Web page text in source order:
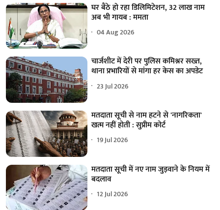
घर बैठे हो रहा डिलिमिटेशन, 32 लाख नाम
अब भी गायब : ममता
04 Aug 2026
चार्जशीट में देरी पर पुलिस कमिश्नर सख्त,
थाना प्रभारियों से मांगा हर केस का अपडेट
23 Jul 2026
मतदाता सूची से नाम हटने से 'नागरिकता'
खत्म नहीं होती : सुप्रीम कोर्ट
19 Jul 2026
मतदाता सूची में नए नाम जुड़वाने के नियम में
बदलाव
12 Jul 2026